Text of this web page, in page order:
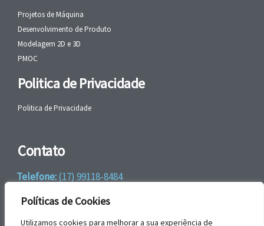
Políticas de Cookies
Utilizamos cookies para melhorar a sua experiência de
Projetos de Máquina
Desenvolvimento de Produto
Modelagem 2D e 3D
PMOC
Politica de Privacidade
Politica de Privacidade
Contato
Telefone:(17) 99118-8484
WhatsApp:+55 (17) 99118-8484
email:faleconosco@gbrengenharia.com